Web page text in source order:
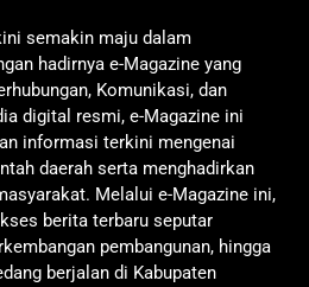
semakin maju dalam
hadirnya e-Magazine yang
Komunikasi, dan
digital resmi, e-Magazine ini
informasi terkini mengenai
daerah serta menghadirkan
Melalui e-Magazine ini,
berita terbaru seputar
pembangunan, hingga
berjalan di Kabupaten